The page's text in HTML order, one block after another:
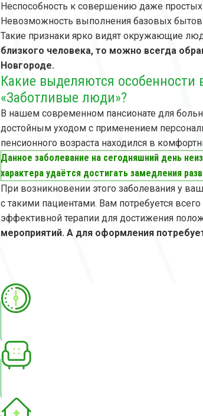
Неспособность к совершению даже
Невозможность выполнения базовых
Такие признаки ярко видят окружающие
близкого человека, то можно всегда
Новгороде.
Какие выделяются
«Заботливые люди»?
В нашем современном пансионате для
достойным уходом с применением
пенсионного возраста находился в
Данное заболевание на сегодняшний день
характера удаётся достигать замедления
При возникновении этого заболевания у
с такими пациентами. Вам потребуется
эффективной терапии для достижения
мероприятий. А для оформления